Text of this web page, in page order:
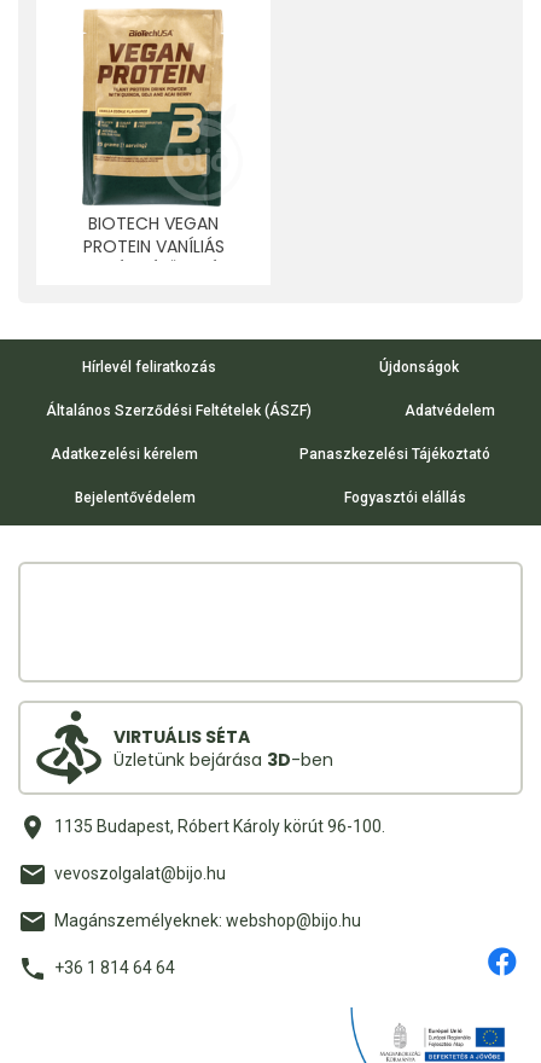
BIOTECH VEGAN
PROTEIN VANÍLIÁS
Hírlevél feliratkozás Újdonságok
Általános Szerződési Feltételek (ÁSZF) Adatvédelem
Adatkezelési kérelem Panaszkezelési Tájékoztató
Bejelentővédelem Fogyasztói elállás
VIRTUÁLIS SÉTA
Üzletünk bejárása 3D-ben
1135 Budapest, Róbert Károly körút 96-100.
vevoszolgalat@bijo.hu
Magánszemélyeknek: webshop@bijo.hu
+36 1 814 64 64